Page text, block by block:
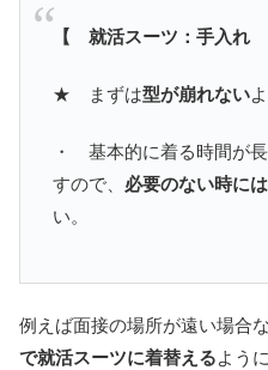
【 就活スーツ：手入れ
★ まずは型が崩れない
・ 基本的に着る時間が
すので、 必要のない時に
い。
例えば面接の場所が遠い場合
で就活スーツに着替えるよう